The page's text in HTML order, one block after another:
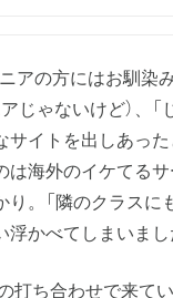
アの方にはお馴
じゃないけど）、「
サイトを出しあっ
は海外のイケてる
。「隣のクラスに
かべてしまいまし
打ち合わせで来て